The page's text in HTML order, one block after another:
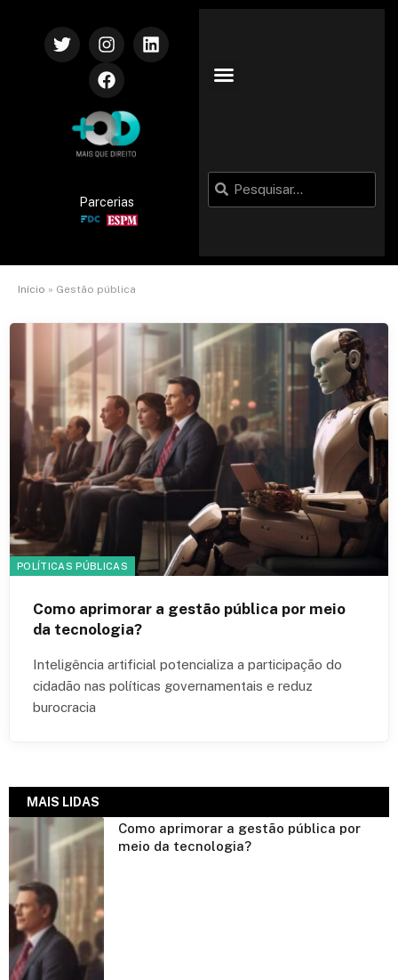
Parcerias
Início » Gestão pública
POLÍTICAS PÚBLICAS
Como aprimorar a gestão pública por meio
da tecnologia?
Inteligência artificial potencializa a participação do
cidadão nas políticas governamentais e reduz
burocracia
MAIS LIDAS
Como aprimorar a gestão pública por
meio da tecnologia?